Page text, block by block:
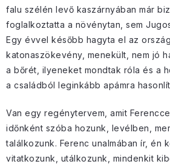
falu szélén levő kaszárnyában már
foglalkoztatta a növénytan, sem
Egy évvel később hagyta el az
katonaszökevény, menekült, nem jó
a bőrét, ilyeneket mondtak róla és a
a családból leginkább apámra
Van egy regénytervem, amit
időnként szóba hozunk, levélben,
találkozunk. Ferenc unalmában ír, én
vitatkozunk, utálkozunk, mindenkit